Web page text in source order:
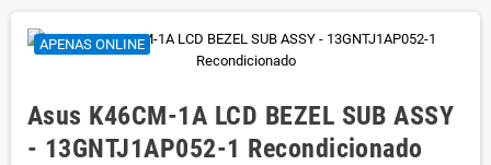
APENAS ONLINE
Asus K46CM-1A LCD BEZEL SUB ASSY
- 13GNTJ1AP052-1 Recondicionado